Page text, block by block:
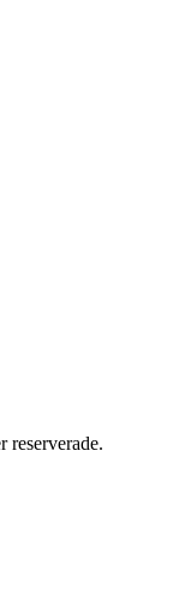
reserverade.